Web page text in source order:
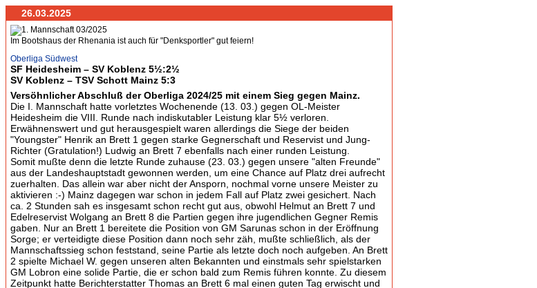
26.03.2025
Im Bootshaus der Rhenania ist auch für "Denksportler" gut feiern!
Oberliga Südwest
SF Heidesheim – SV Koblenz 5½:2½
SV Koblenz – TSV Schott Mainz 5:3
Versöhnlicher Abschluß der Oberliga 2024/25 mit einem Sieg gegen Mainz.
Die I. Mannschaft hatte vorletztes Wochenende (13. 03.) gegen OL-Meister
Heidesheim die VIII. Runde nach indiskutabler Leistung klar 5½ verloren.
Erwähnenswert und gut herausgespielt waren allerdings die Siege der beiden
"Youngster" Henrik an Brett 1 gegen starke Gegnerschaft und Reservist und Jung-
Richter (Gratulation!) Ludwig an Brett 7 ebenfalls nach einer runden Leistung.
Somit mußte denn die letzte Runde zuhause (23. 03.) gegen unsere "alten Freunde"
aus der Landeshauptstadt gewonnen werden, um eine Chance auf Platz drei aufrecht
zuerhalten. Das allein war aber nicht der Ansporn, nochmal vorne unsere Meister zu
aktivieren :-) Mainz dagegen war schon in jedem Fall auf Platz zwei gesichert. Nach
ca. 2 Stunden sah es insgesamt schon recht gut aus, obwohl Helmut an Brett 7 und
Edelreservist Wolgang an Brett 8 die Partien gegen ihre jugendlichen Gegner Remis
gaben. Nur an Brett 1 bereitete die Position von GM Sarunas schon in der Eröffnung
Sorge; er verteidigte diese Position dann noch sehr zäh, mußte schließlich, als der
Mannschaftssieg schon feststand, seine Partie als letzte doch noch aufgeben. An Brett
2 spielte Michael W. gegen unseren alten Bekannten und einstmals sehr spielstarken
GM Lobron eine solide Partie, die er schon bald zum Remis führen konnte. Zu diesem
Zeitpunkt hatte Berichterstatter Thomas an Brett 6 mal einen guten Tag erwischt und